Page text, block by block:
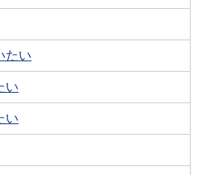
たい
い
い